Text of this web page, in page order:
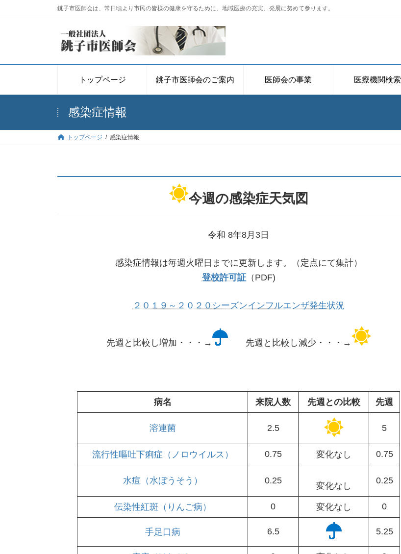
へ
ョ
銚子市医師会は、常日頃より市民の皆様の健康を守るために、地域医療の充実、発展に努めて参ります。
トップページ 銚子市医師会のご案内 医師会の事業 医療機関検索
感染症情報
トップページ 感染症情報
今週の感染症天気図
令和 8年8月3日
感染症情報は毎週火曜日までに更新します。（定点にて集計）
登校許可証（PDF)
２０１９～２０２０シーズンインフルエンザ発生状況
先週と比較し増加・・・→ 先週と比較し減少・・・→
病名 来院人数 先週との比較 先週
溶連菌 2.5 5
流行性嘔吐下痢症（ノロウイルス） 0.75 変化なし 0.75
水痘（水ぼうそう） 0.25
変化なし
0.25
伝染性紅斑（りんご病） 0 変化なし 0
手足口病 6.5 5.25